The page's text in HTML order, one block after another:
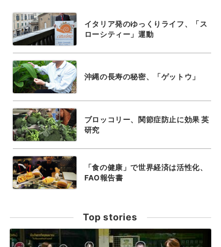
イタリア発のゆっくりライフ、「ス
ローシティー」運動
沖縄の長寿の秘密、「ゲットウ」
ブロッコリー、関節症防止に効果 英
研究
「食の健康」で世界経済は活性化、
FAO報告書
Top stories